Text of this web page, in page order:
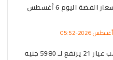
استقرار أسعار الفضة اليوم 6 أغسطس
سعر الذهب عيار 21 يرتفع لـ 5980 جنيه